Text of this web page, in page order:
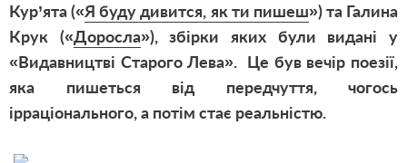
Кур’ята(«Я буду дивится, як ти пишеш»)та Галина
Крук («Доросла»), збірки яких були видані у
«Видавництві Старого Лева». Це був вечір поезії,
яка пишеться від передчуття, чогось
ірраціонального, а потім стає реальністю.